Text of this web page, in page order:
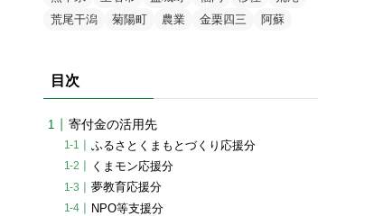
荒尾干潟
菊陽町 農業 金栗四三 阿蘇
目次
寄付金の活用先
ふるさとくまもとづくり応援分
くまモン応援分
夢教育応援分
NPO等支援分